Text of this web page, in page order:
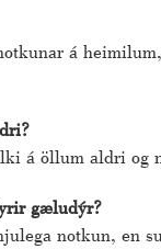
á
á öllum aldri og
gæludýr?
notkun,